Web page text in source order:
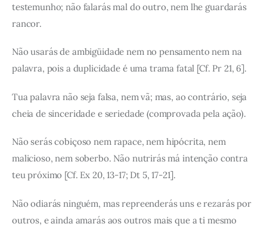
testemunho; não falarás mal do outro, nem lhe guardarás
rancor.
Não usarás de ambigüidade nem no pensamento nem na
palavra, pois a duplicidade é uma trama fatal [Cf. Pr 21, 6].
Tua palavra não seja falsa, nem vã; mas, ao contrário, seja
cheia de sinceridade e seriedade (comprovada pela ação).
Não serás cobiçoso nem rapace, nem hipócrita, nem
malicioso, nem soberbo. Não nutrirás má intenção contra
teu próximo [Cf. Ex 20, 13-17; Dt 5, 17-21].
Não odiarás ninguém, mas repreenderás uns e rezarás por
outros, e ainda amarás aos outros mais que a ti mesmo